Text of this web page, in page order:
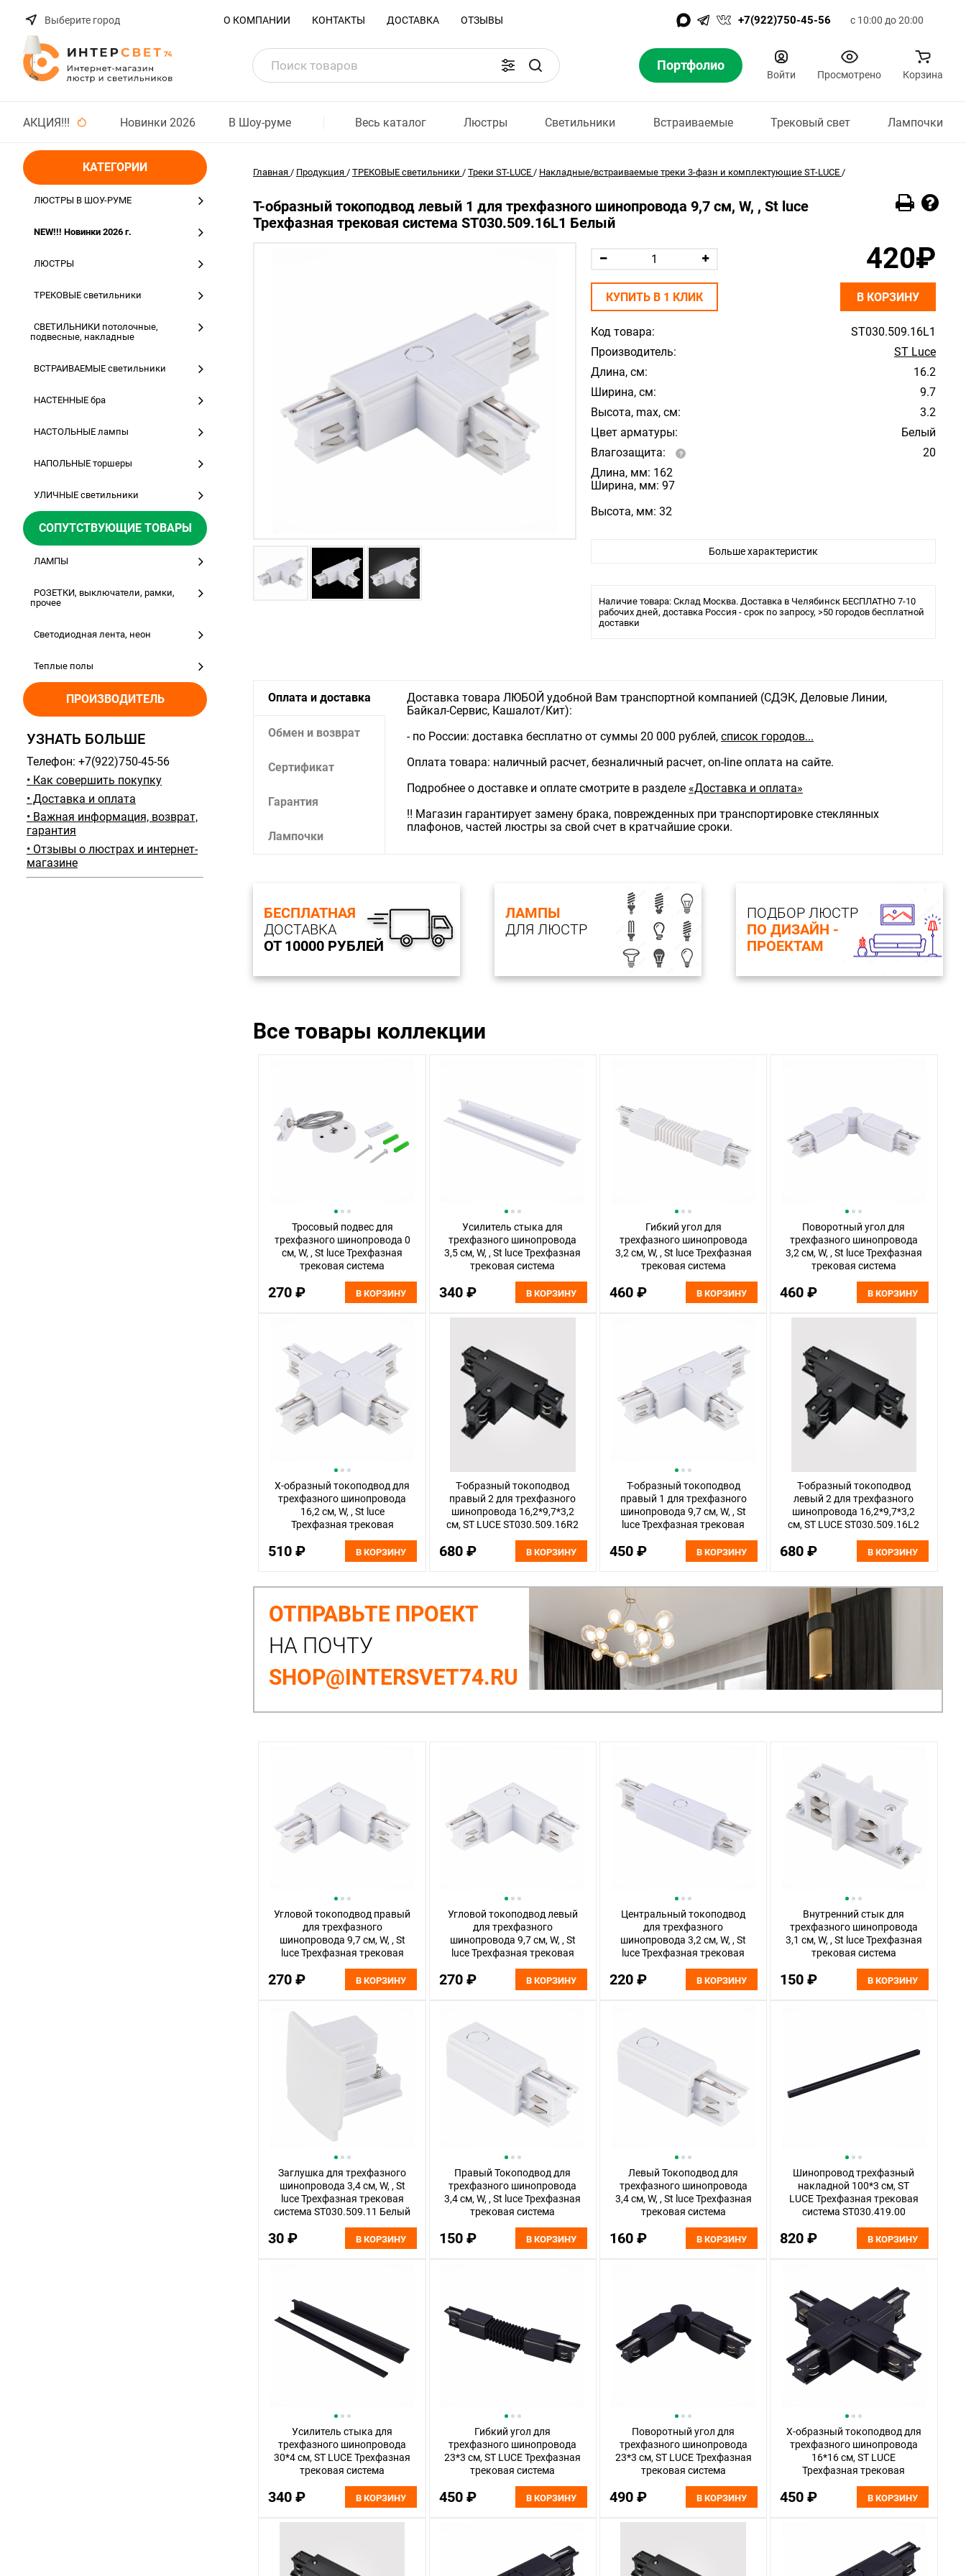
Выберите город О КОМПАНИИ КОНТАКТЫ ДОСТАВКА ОТЗЫВЫ +7(922)750-45-56 с 10:00 до 20:00
Портфолио
Войти Просмотрено Корзина
АКЦИЯ!!! Новинки 2026 В Шоу-руме Весь каталог Люстры Светильники Встраиваемые Трековый свет Лампочки
КАТЕГОРИИ
ЛЮСТРЫ В ШОУ-РУМЕ
NEW!!! Новинки 2026 г.
ЛЮСТРЫ
ТРЕКОВЫЕ светильники
СВЕТИЛЬНИКИ потолочные,
подвесные, накладные
ВСТРАИВАЕМЫЕ светильники
НАСТЕННЫЕ бра
НАСТОЛЬНЫЕ лампы
НАПОЛЬНЫЕ торшеры
УЛИЧНЫЕ светильники
СОПУТСТВУЮЩИЕ ТОВАРЫ
ЛАМПЫ
РОЗЕТКИ, выключатели, рамки,
прочее
Светодиодная лента, неон
Теплые полы
ПРОИЗВОДИТЕЛЬ
УЗНАТЬ БОЛЬШЕ
Телефон: +7(922)750-45-56
• Как совершить покупку
• Доставка и оплата
• Важная информация, возврат,
гарантия
• Отзывы о люстрах и интернет-
магазине
Главная / Продукция / ТРЕКОВЫЕ светильники / Треки ST-LUCE / Накладные/встраиваемые треки 3-фазн и комплектующие ST-LUCE /
Т-образный токоподвод левый 1 для трехфазного шинопровода 9,7 см, W, , St luce
Трехфазная трековая система ST030.509.16L1 Белый
Код товара:
ST030.509.16L1
Производитель:
ST Luce
Длина, см:
16.2
Ширина, см:
9.7
Высота, max, см:
3.2
Цвет арматуры:
Белый
Влагозащита:
20
Длина, мм: 162
Ширина, мм: 97
Высота, мм: 32
Материал арматуры: Пластик
Цвет арматуры: Белый
Больше характеристик
Наличие товара: Склад Москва. Доставка в Челябинск БЕСПЛАТНО 7-10
рабочих дней, доставка Россия - срок по запросу, >50 городов бесплатной
доставки
420₽
КУПИТЬ В 1 КЛИК В КОРЗИНУ
Оплата и доставка
Обмен и возврат
Сертификат
Гарантия
Лампочки
Доставка товара ЛЮБОЙ удобной Вам транспортной компанией (СДЭК, Деловые Линии,
Байкал-Сервис, Кашалот/Кит):
- по России: доставка бесплатно от суммы 20 000 рублей, список городов...
Оплата товара: наличный расчет, безналичный расчет, on-line оплата на сайте.
Подробнее о доставке и оплате смотрите в разделе «Доставка и оплата»
‼️ Магазин гарантирует замену брака, поврежденных при транспортировке стеклянных
плафонов, частей люстры за свой счет в кратчайшие сроки.
БЕСПЛАТНАЯ
ДОСТАВКА
ОТ 10000 РУБЛЕЙ
ЛАМПЫ
ДЛЯ ЛЮСТР
ПОДБОР ЛЮСТР
ПО ДИЗАЙН -
ПРОЕКТАМ
Все товары коллекции
Тросовый подвес для
трехфазного шинопровода 0
см, W, , St luce Трехфазная
трековая система
270 ₽ В КОРЗИНУ
Усилитель стыка для
трехфазного шинопровода
3,5 см, W, , St luce Трехфазная
трековая система
340 ₽ В КОРЗИНУ
Гибкий угол для
трехфазного шинопровода
3,2 см, W, , St luce Трехфазная
трековая система
460 ₽ В КОРЗИНУ
Поворотный угол для
трехфазного шинопровода
3,2 см, W, , St luce Трехфазная
трековая система
460 ₽ В КОРЗИНУ
Х-образный токоподвод для
трехфазного шинопровода
16,2 см, W, , St luce
Трехфазная трековая
510 ₽ В КОРЗИНУ
Т-образный токоподвод
правый 2 для трехфазного
шинопровода 16,2*9,7*3,2
см, ST LUCE ST030.509.16R2
680 ₽ В КОРЗИНУ
Т-образный токоподвод
правый 1 для трехфазного
шинопровода 9,7 см, W, , St
luce Трехфазная трековая
Белый
450 ₽ В КОРЗИНУ
Т-образный токоподвод
левый 2 для трехфазного
шинопровода 16,2*9,7*3,2
см, ST LUCE ST030.509.16L2
680 ₽ В КОРЗИНУ
ОТПРАВЬТЕ ПРОЕКТ
НА ПОЧТУ
SHOP@INTERSVET74.RU
Угловой токоподвод правый
для трехфазного
шинопровода 9,7 см, W, , St
luce Трехфазная трековая
Белый
270 ₽ В КОРЗИНУ
Угловой токоподвод левый
для трехфазного
шинопровода 9,7 см, W, , St
luce Трехфазная трековая
Белый
270 ₽ В КОРЗИНУ
Центральный токоподвод
для трехфазного
шинопровода 3,2 см, W, , St
luce Трехфазная трековая
220 ₽ В КОРЗИНУ
Внутренний стык для
трехфазного шинопровода
3,1 см, W, , St luce Трехфазная
трековая система
150 ₽ В КОРЗИНУ
Заглушка для трехфазного
шинопровода 3,4 см, W, , St
luce Трехфазная трековая
система ST030.509.11 Белый
30 ₽ В КОРЗИНУ
Правый Токоподвод для
трехфазного шинопровода
3,4 см, W, , St luce Трехфазная
трековая система
150 ₽ В КОРЗИНУ
Левый Токоподвод для
трехфазного шинопровода
3,4 см, W, , St luce Трехфазная
трековая система
160 ₽ В КОРЗИНУ
Шинопровод трехфазный
накладной 100*3 см, ST
LUCE Трехфазная трековая
система ST030.419.00
820 ₽ В КОРЗИНУ
Усилитель стыка для
трехфазного шинопровода
30*4 см, ST LUCE Трехфазная
трековая система
340 ₽ В КОРЗИНУ
Гибкий угол для
трехфазного шинопровода
23*3 см, ST LUCE Трехфазная
трековая система
450 ₽ В КОРЗИНУ
Поворотный угол для
трехфазного шинопровода
23*3 см, ST LUCE Трехфазная
трековая система
490 ₽ В КОРЗИНУ
Х-образный токоподвод для
трехфазного шинопровода
16*16 см, ST LUCE
Трехфазная трековая
Черный
450 ₽ В КОРЗИНУ